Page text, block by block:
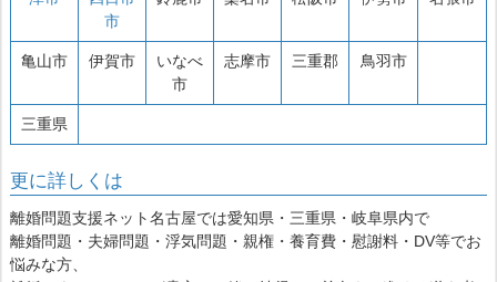
市
亀山市 伊賀市
いなべ
市
志摩市 三重郡 鳥羽市
三重県
更に詳しくは
離婚問題支援ネット名古屋では愛知県・三重県・岐阜県内で
離婚問題・夫婦問題・浮気問題・親権・養育費・慰謝料・DV等でお
悩みな方、